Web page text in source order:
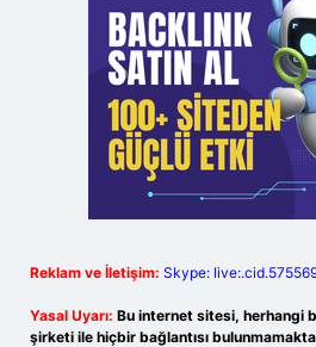
Reklam ve İletişim: Skype:
Yasal Uyarı: Bu internet sitesi, herhangi
şirketi ile hiçbir bağlantısı